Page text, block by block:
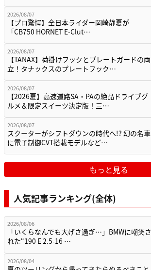
2026/08/07
【プロ驚愕】全日本ライダー岡崎静夏が
「CB750 HORNET E-Clut…
2026/08/07
【TANAX】荷掛けフックとプレートガードの両
立！タナックスのプレートフック…
2026/08/07
【2026夏】高速道路SA・PAの絶品ドライブグ
ルメ＆限定スイーツ決定版！三…
2026/08/07
スクーターがシフトダウンの時代へ!? 幻の名車
に電子制御CVT搭載モデルなど…
もっと見る
人気記事ランキング(全体)
2026/08/06
「いくらなんでも大げさ過ぎ…」BMWに嘲笑さ
れた“190 E 2.5-16 …
2026/08/04